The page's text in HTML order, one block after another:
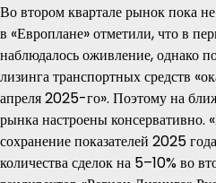
Во втором квартале рынок пока
в «Европлане» отметили, что в
наблюдалось оживление, однако
лизинга транспортных средств
апреля 2025-го». Поэтому на
рынка настроены консервативно.
сохранение показателей 2025
количества сделок на 5–10% во